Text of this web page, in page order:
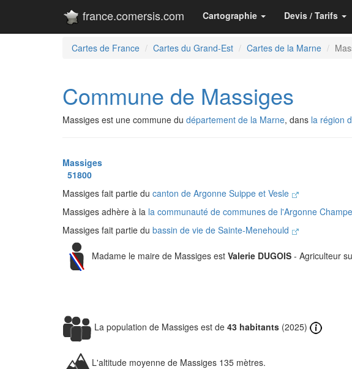
france.comersis.com Cartographie Devis / Tarifs
Cartes de France Cartes du Grand-Est Cartes de la Marne
Commune de Massiges
Massiges est une commune du département de la Marne, dans la région
Massiges
51800
Massiges fait partie du canton de Argonne Suippe et Vesle
Massiges adhère à la la communauté de communes de l'Argonne
Massiges fait partie du bassin de vie de Sainte-Menehould
Madame le maire de Massiges est Valerie DUGOIS - Agriculteur
La population de Massiges est de 43 habitants (2025)
L'altitude moyenne de Massiges 135 mètres.